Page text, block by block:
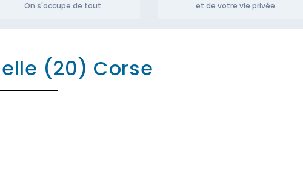
On s'occupe de tout et de votre vie privée
(20) Corse